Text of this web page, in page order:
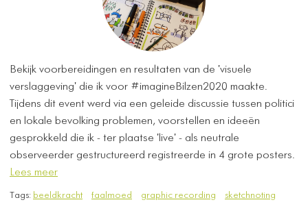
Bekijk voorbereidingen en resultaten van de 'visuele
verslaggeving' die ik voor #imagineBilzen2020 maakte.
Tijdens dit event werd via een geleide discussie tussen politici
en lokale bevolking problemen, voorstellen en ideeën
gesprokkeld die ik - ter plaatse 'live' - als neutrale
observeerder gestructureerd registreerde in 4 grote posters.
Lees meer
Tags: beeldkracht faalmoed graphic recording sketchnoting